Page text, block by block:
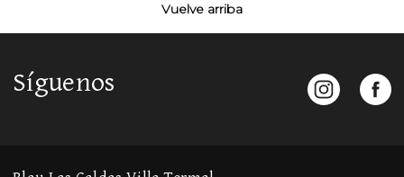
Vuelve arriba
Síguenos